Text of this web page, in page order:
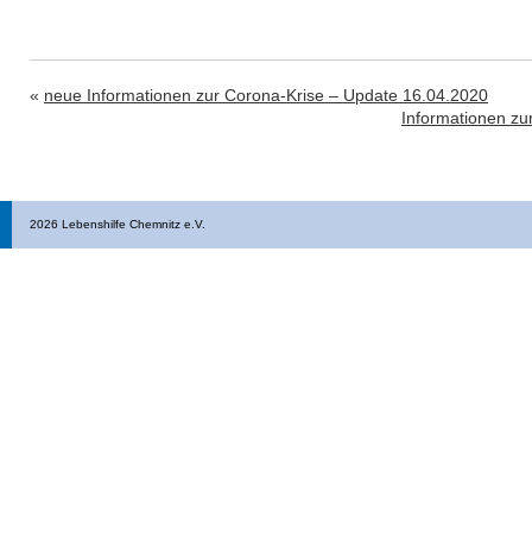
« neue Informationen zur Corona-Krise – Update 16.04.2020
Informationen
2026 Lebenshilfe Chemnitz e.V.